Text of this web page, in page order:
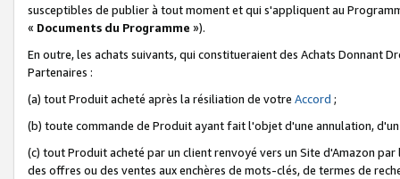
susceptibles de publier à tout moment et qui s'appliquent au
« Documents du Programme »).
En outre, les achats suivants, qui constitueraient des Achats Donnant
Partenaires :
(a) tout Produit acheté après la résiliation de votre Accord ;
(b) toute commande de Produit ayant fait l'objet d'une annulation,
(c) tout Produit acheté par un client renvoyé vers un Site d'Amazon
des offres ou des ventes aux enchères de mots-clés, de termes de